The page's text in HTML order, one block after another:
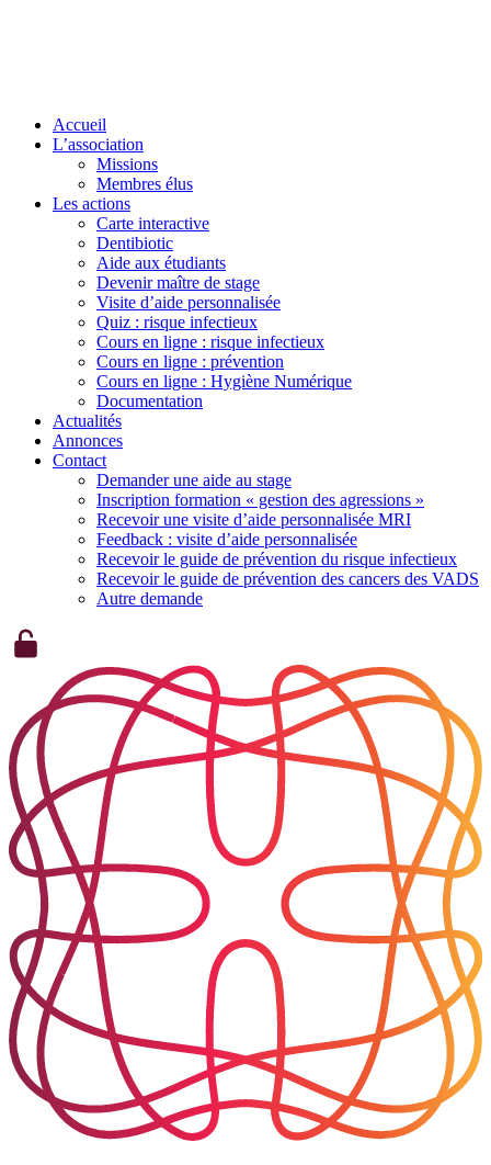
Accueil
L’association
Missions
Membres élus
Les actions
Carte interactive
Dentibiotic
Aide aux étudiants
Devenir maître de stage
Visite d’aide personnalisée
Quiz : risque infectieux
Cours en ligne : risque infectieux
Cours en ligne : prévention
Cours en ligne : Hygiène Numérique
Documentation
Actualités
Annonces
Contact
Demander une aide au stage
Inscription formation « gestion des agressions »
Recevoir une visite d’aide personnalisée MRI
Feedback : visite d’aide personnalisée
Recevoir le guide de prévention du risque infectieux
Recevoir le guide de prévention des cancers des VADS
Autre demande